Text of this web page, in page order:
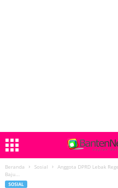
Beranda Sosial
Anggota DPRD Lebak
Baju...
SOSIAL